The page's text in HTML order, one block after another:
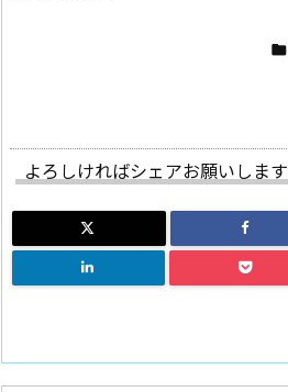

よろしければシェアお願いします